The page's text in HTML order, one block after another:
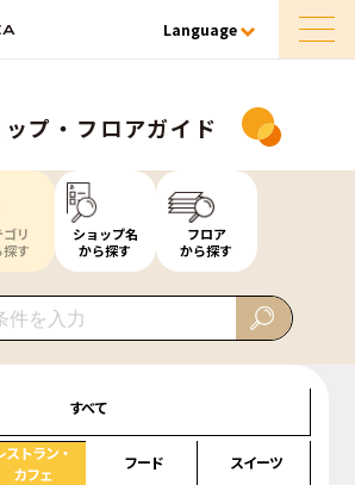
Language
プ・フロアガイド
リ
す
ショップ名
から探す
フロア
から探す
すべて
ストラン・
カフェ
フード スイーツ